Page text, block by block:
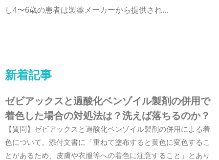
し4〜6歳の患者は製薬メーカーから提供され...
新着記事
ゼビアックスと過酸化ベンゾイル製剤の併用で
着色した場合の対処法は？洗えば落ちるのか？
【質問】ゼビアックスと過酸化ベンゾイル製剤の併用による着
色について。添付文書に「重ねて塗布すると黄色に変色するこ
とがあるため、皮膚や衣服等への着色に注意すること」とあり